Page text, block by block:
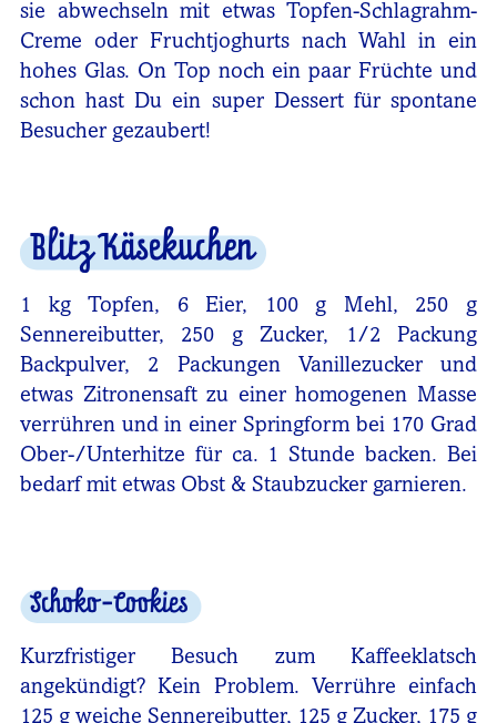
sie abwechseln mit etwas Topfen-Schlagrahm-
Creme oder Fruchtjoghurts nach Wahl in ein
hohes Glas. On Top noch ein paar Früchte und
schon hast Du ein super Dessert für spontane
Besucher gezaubert!
Blitz Käsekuchen
1 kg Topfen, 6 Eier, 100 g Mehl, 250 g
Sennereibutter, 250 g Zucker, 1/2 Packung
Backpulver, 2 Packungen Vanillezucker und
etwas Zitronensaft zu einer homogenen Masse
verrühren und in einer Springform bei 170 Grad
Ober-/Unterhitze für ca. 1 Stunde backen. Bei
bedarf mit etwas Obst & Staubzucker garnieren.
Schoko-Cookies
Kurzfristiger Besuch zum Kaffeeklatsch
angekündigt? Kein Problem. Verrühre einfach